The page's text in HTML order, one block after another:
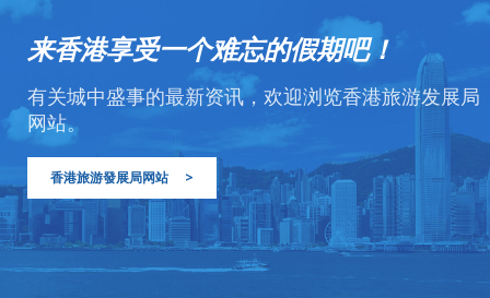
来香港享受一个难忘的假期吧！
有关城中盛事的最新资讯，欢迎浏览香港旅游发展局
网站。
香港旅游發展局网站 >